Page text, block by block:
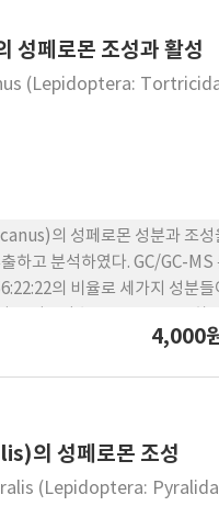
몬 조성이 지역에 따라 상당
있다.페로몬 조성과 활성
(Lepidoptera:
의 성페로몬 성분과 조성
하고 분석하였다. GC/GC-MS
의 비율로 세가지 성분들
년 중 발생 횟수 그리고 예찰
지 않았다.
4,000
의 성페로몬 조성
(Lepidoptera: